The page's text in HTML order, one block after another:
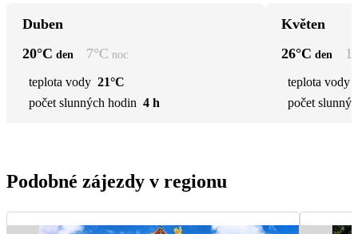
Duben
20°C den 7°C noc
teplota vody 21°C
počet slunných hodin 4 h
Květen
26°C den
teplota vody
počet
Podobné zájezdy v regionu